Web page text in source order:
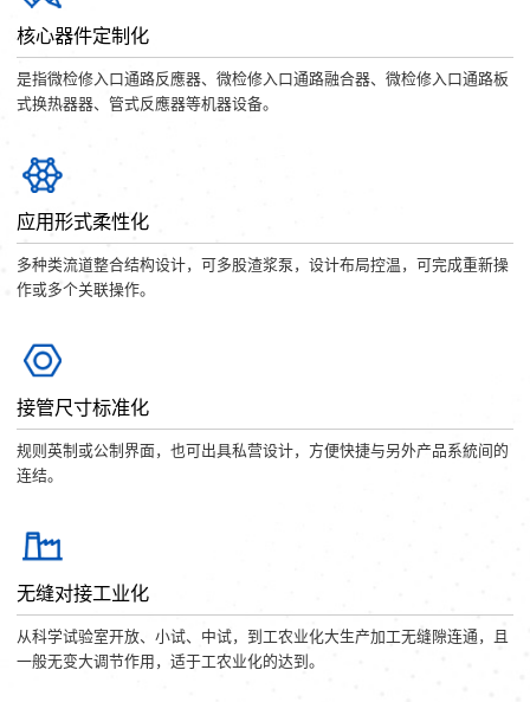
核心器件定制化
是指微检修入口通路反應器、微检修入口通路融合器、微检修入口通路板
式换热器器、管式反應器等机器设备。
应用形式柔性化
多种类流道整合结构设计，可多股渣浆泵，设计布局控温，可完成重新操
作或多个关联操作。
接管尺寸标准化
规则英制或公制界面，也可出具私营设计，方便快捷与另外产品系統间的
连结。
无缝对接工业化
从科学试验室开放、小试、中试，到工农业化大生产加工无缝隙连通，且
一般无变大调节作用，适于工农业化的达到。